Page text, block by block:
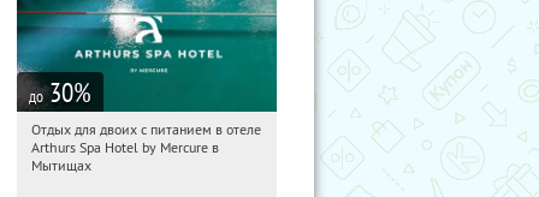
до 30%
14:52:26
Купи первым!
Московская обл., г. Мытищи, д.
Отдых для двоих с питанием в отеле
Arthurs Spa Hotel by Mercure в
Мытищах